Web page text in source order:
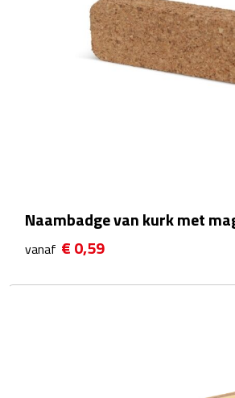
Thermosbekers
Drinkflessen
Thermosflessen
Waterflesjes
Waterflessen
Naambadge van kurk met
vanaf € 0,59